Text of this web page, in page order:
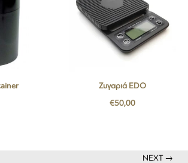
Ζυγαριά EDO
€50,00
NEXT →